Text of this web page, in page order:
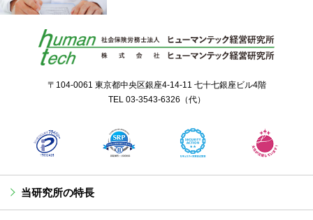
〒104-0061 東京都中央区銀座4-14-11 七十七銀座ビル4階
TEL 03-3543-6326 （代）
当研究所の特長